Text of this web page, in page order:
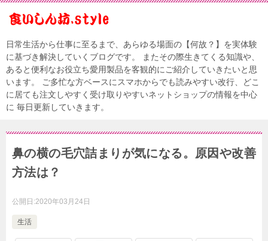
日常生活から仕事に至るまで、あらゆる場面の【何故？】を実体験
に基づき解決していくブログです。 またその際生きてくる知識や、
あると便利なお役立ち愛用製品を客観的にご紹介していきたいと思
います。 ご多忙な方ベースにスマホからでも読みやすい改行、どこ
に居ても注文しやすく受け取りやすいネットショップの情報を中心
に 毎日更新していきます。
鼻の横の毛穴詰まりが気になる。原因や改善
方法は？
公開日:2020年03月24日
生活